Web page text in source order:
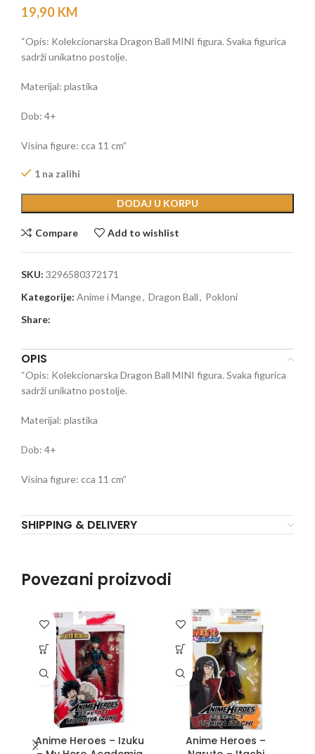
19,90 KM
“Opis: Kolekcionarska Dragon Ball MINI figura. Svaka figurica
sadrži unikatno postolje.
Materijal: plastika
Dob: 4+
Visina figure: cca 11 cm”
1 na zalihi
DODAJ U KORPU
Compare Add to wishlist
SKU: 3296580372171
Kategorije: Anime i Mange, Dragon Ball, Pokloni
Share:
OPIS
“Opis: Kolekcionarska Dragon Ball MINI figura. Svaka figurica
sadrži unikatno postolje.
Materijal: plastika
Dob: 4+
Visina figure: cca 11 cm”
SHIPPING & DELIVERY
Povezani proizvodi
Anime Heroes – Izuku
Anime Heroes –